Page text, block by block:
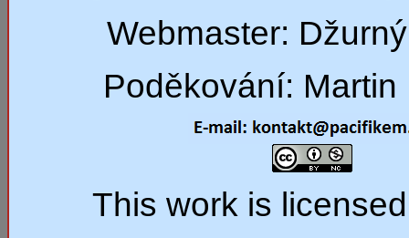
Webmaster:
Poděkování: Martin
This work is